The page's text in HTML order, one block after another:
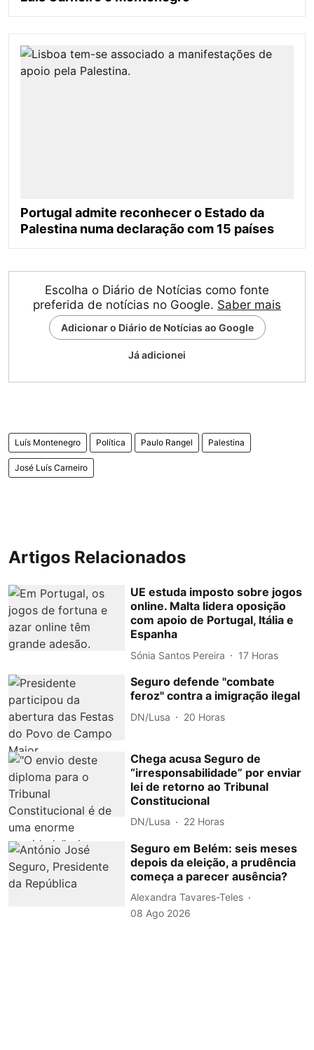
Portugal admite reconhecer o Estado da
Palestina numa declaração com 15 países
Escolha o Diário de Notícias como fonte
preferida de notícias no Google. Saber mais
Adicionar o Diário de Notícias ao Google
Já adicionei
Luís Montenegro Política Paulo Rangel Palestina
José Luís Carneiro
Artigos Relacionados
UE estuda imposto sobre jogos
online. Malta lidera oposição
com apoio de Portugal, Itália e
Espanha
Sónia Santos Pereira 17 Horas
Seguro defende "combate
feroz" contra a imigração ilegal
DN/Lusa 20 Horas
Chega acusa Seguro de
“irresponsabilidade” por enviar
lei de retorno ao Tribunal
Constitucional
DN/Lusa 22 Horas
Seguro em Belém: seis meses
depois da eleição, a prudência
começa a parecer ausência?
Alexandra Tavares-Teles
08 Ago 2026